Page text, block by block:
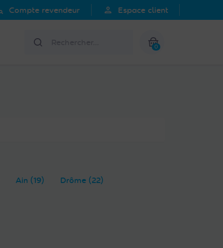
Compte revendeur person Espace client
0
Ain (19) Drôme (22)